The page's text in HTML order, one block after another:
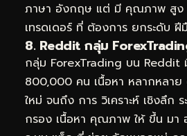
ภาษา อังกฤษ แต่ มี คุณภาพ สูง
เทรดเดอร์ ที่ ต้องการ ยกระดับ
8. Reddit กลุ่ม
กลุ่ม ForexTrading บน Reddit
800,000 คน เนื้อหา หลากหลา
ใหม่ จนถึง การ วิเคราะห์ เชิงลึก
กรอง เนื้อหา คุณภาพ ให้ ขึ้น มา